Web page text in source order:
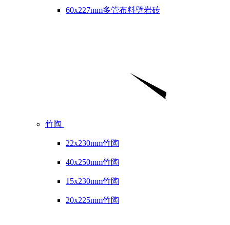
60x227mm多管布料劈岩砖
竹陶
22x230mm竹陶
40x250mm竹陶
15x230mm竹陶
20x225mm竹陶